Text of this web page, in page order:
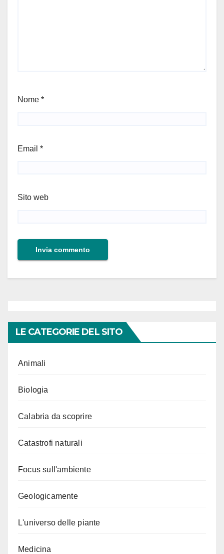
Nome *
Email *
Sito web
LE CATEGORIE DEL SITO
Animali
Biologia
Calabria da scoprire
Catastrofi naturali
Focus sull'ambiente
Geologicamente
L'universo delle piante
Medicina